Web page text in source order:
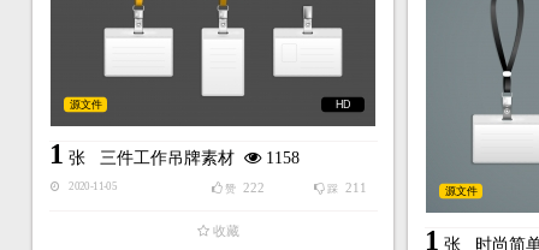
HD
源文件
1 张 三件工作吊牌素材 1158
2020-11-05 踩 211
赞 222
收藏
源文件
1 张 时尚简